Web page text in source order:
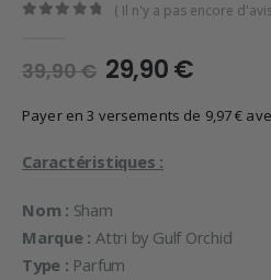
( Il n'y a pas encore
39,90€ Le
initial
39,90 €.
29,90€Le
actuel
Payer en 3 versements de 9,97€
Caractéristiques :
Nom : Sham
Marque : Attri by Gulf Orchid
Type : Parfum